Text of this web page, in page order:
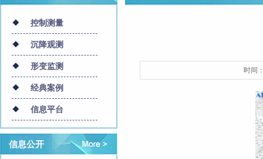
控制测量
沉降观测
形变监测
经典案例
信息平台
信息公开
时间